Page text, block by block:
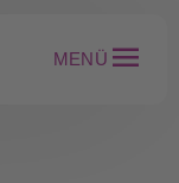
MENÜ